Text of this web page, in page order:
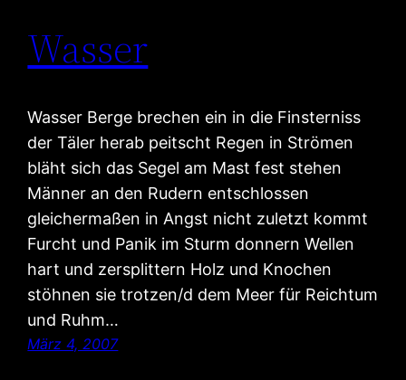
Wasser
Wasser Berge brechen ein in die Finsterniss
der Täler herab peitscht Regen in Strömen
bläht sich das Segel am Mast fest stehen
Männer an den Rudern entschlossen
gleichermaßen in Angst nicht zuletzt kommt
Furcht und Panik im Sturm donnern Wellen
hart und zersplittern Holz und Knochen
stöhnen sie trotzen/d dem Meer für Reichtum
und Ruhm…
März 4, 2007